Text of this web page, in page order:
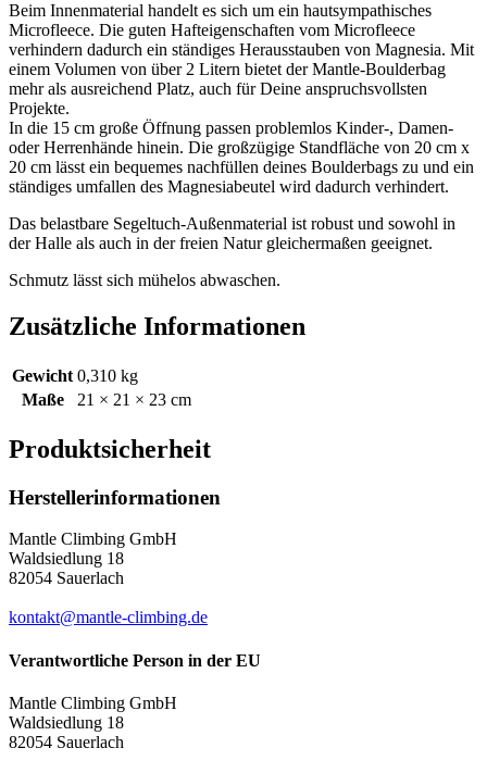
Beim Innenmaterial handelt es sich um ein hautsympathisches
Microfleece. Die guten Hafteigenschaften vom Microfleece
verhindern dadurch ein ständiges Herausstauben von Magnesia. Mit
einem Volumen von über 2 Litern bietet der Mantle-Boulderbag
mehr als ausreichend Platz, auch für Deine anspruchsvollsten
Projekte.
In die 15 cm große Öffnung passen problemlos Kinder-, Damen-
oder Herrenhände hinein. Die großzügige Standfläche von 20 cm x
20 cm lässt ein bequemes nachfüllen deines Boulderbags zu und ein
ständiges umfallen des Magnesiabeutel wird dadurch verhindert.
Das belastbare Segeltuch-Außenmaterial ist robust und sowohl in
der Halle als auch in der freien Natur gleichermaßen geeignet.
Schmutz lässt sich mühelos abwaschen.
Zusätzliche Informationen
Gewicht 0,310 kg
Maße
21 × 21 × 23 cm
Produktsicherheit
Herstellerinformationen
Mantle Climbing GmbH
Waldsiedlung 18
82054 Sauerlach
kontakt@mantle-climbing.de
Verantwortliche Person in der EU
Mantle Climbing GmbH
Waldsiedlung 18
82054 Sauerlach